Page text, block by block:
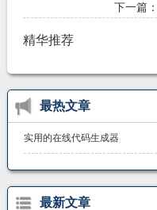
下一篇：
精华推荐
最热文章
实用的在线代码生成器
最新文章